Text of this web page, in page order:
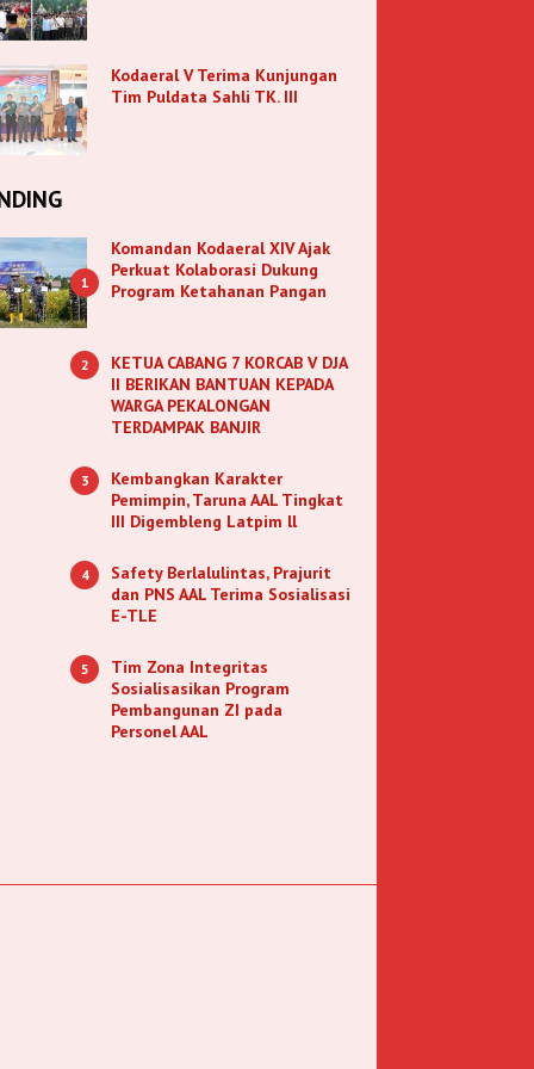
Kodaeral V Terima Kunjungan
Tim Puldata Sahli TK. III
1
Komandan Kodaeral XIV Ajak
Perkuat Kolaborasi Dukung
Program Ketahanan Pangan
2
KETUA CABANG 7 KORCAB V DJA
II BERIKAN BANTUAN KEPADA
WARGA PEKALONGAN
TERDAMPAK BANJIR
3
Kembangkan Karakter
Pemimpin, Taruna AAL Tingkat
III Digembleng Latpim ll
4
Safety Berlalulintas, Prajurit
dan PNS AAL Terima Sosialisasi
E-TLE
5
Tim Zona Integritas
Sosialisasikan Program
Pembangunan ZI pada
Personel AAL